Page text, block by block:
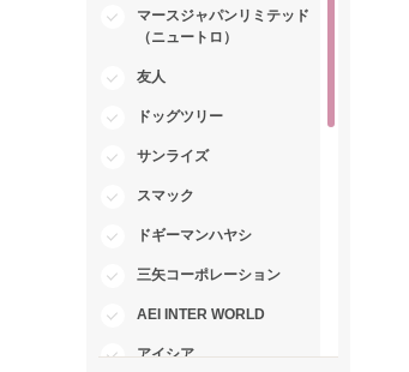
マースジャパンリミテッド
（ニュートロ）
友人
ドッグツリー
サンライズ
スマック
ドギーマンハヤシ
三矢コーポレーション
AEI INTER WORLD
アイシア